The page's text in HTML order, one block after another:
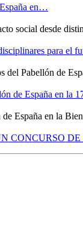
en…
social desde
para el
del Pabellón de
de España en la
España en la
CONCURSO